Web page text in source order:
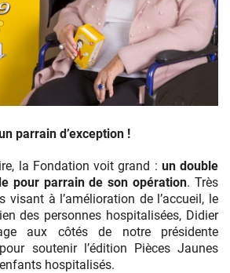
parrain d’exception !
la Fondation voit grand : un double
pour parrain de son opération. Très
visant à l’amélioration de l’accueil, le
des personnes hospitalisées, Didier
aux côtés de notre présidente
soutenir l’édition Pièces Jaunes
hospitalisés.